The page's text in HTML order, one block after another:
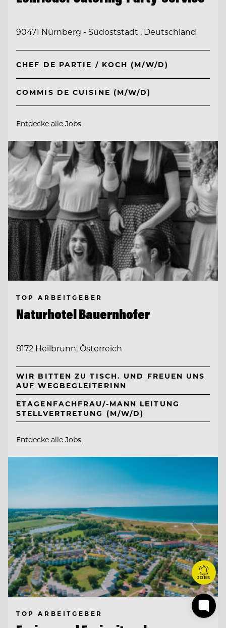
90471 Nürnberg - Südoststadt , Deutschland
CHEF DE PARTIE / KOCH (M/W/D)
COMMIS DE CUISINE (M/W/D)
Entdecke alle Jobs
TOP ARBEITGEBER
Naturhotel Bauernhofer
8172 Heilbrunn, Österreich
WIR BITTEN ZU TISCH. UND FREUEN UNS
AUF WEGBEGLEITERINN
ETAGENFACHFRAU/-MANN LEITUNG
STELLVERTRETUNG (M/W/D)
Entdecke alle Jobs
TOP ARBEITGEBER
JOBS